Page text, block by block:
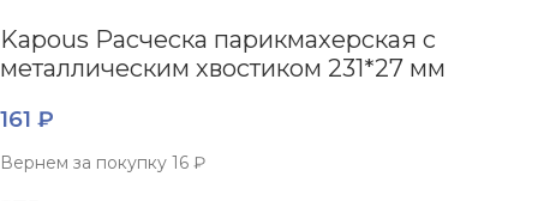
Kapous Расческа парикмахерская с
металлическим хвостиком 231*27 мм
161 ₽
Вернем за покупку 16 ₽